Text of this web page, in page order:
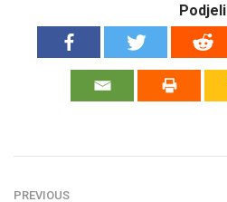
Podjeli
PREVIOUS